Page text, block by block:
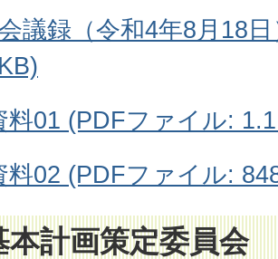
議録（令和4年8月18
料01 (PDFファイル:
料02 (PDFファイル:
本計画策定委員会